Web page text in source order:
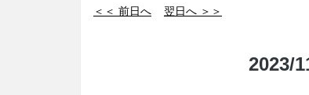
＜＜ 前日へ 翌日へ ＞＞
2023/